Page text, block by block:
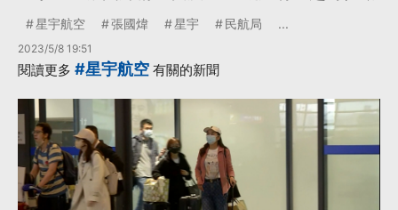
星宇航空 張國煒 星宇 民航局 ...
2023/5/8 19:51
閱讀更多 #星宇航空 有關的新聞